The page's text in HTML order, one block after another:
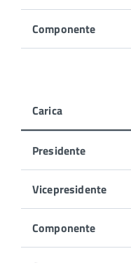
Componente
seguito
i
membri
Commissione
Carica
Presidente
Vicepresidente
Componente